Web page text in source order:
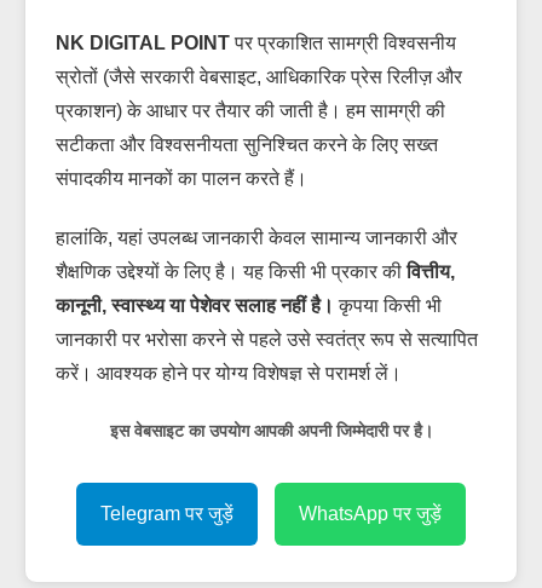
I WANT IN
NK DIGITAL POINTपर प्रकाशित सामग्री विश्वसनीय
स्रोतों (जैसे सरकारी वेबसाइट, आधिकारिक प्रेस रिलीज़ और
प्रकाशन) के आधार पर तैयार की जाती है। हम सामग्री की
सटीकता और विश्वसनीयता सुनिश्चित करने के लिए सख्त
संपादकीय मानकों का पालन करते हैं।
हालांकि, यहां उपलब्ध जानकारी केवल सामान्य जानकारी और
शैक्षणिक उद्देश्यों के लिए है। यह किसी भी प्रकार कीवित्तीय,
कानूनी, स्वास्थ्य या पेशेवर सलाह नहीं है। कृपया किसी भी
जानकारी पर भरोसा करने से पहले उसे स्वतंत्र रूप से सत्यापित
करें। आवश्यक होने पर योग्य विशेषज्ञ से परामर्श लें।
इस वेबसाइट का उपयोग आपकी अपनी जिम्मेदारी पर है।
Telegram पर जुड़ें WhatsApp पर जुड़ें